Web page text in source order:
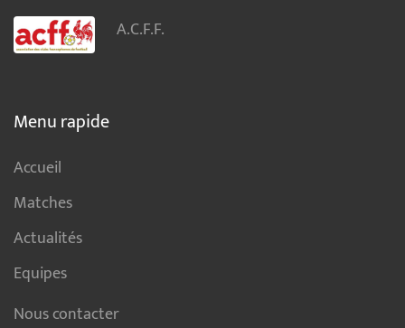
A.C.F.F.
Menu rapide
Accueil
Matches
Actualités
Equipes
Nous contacter